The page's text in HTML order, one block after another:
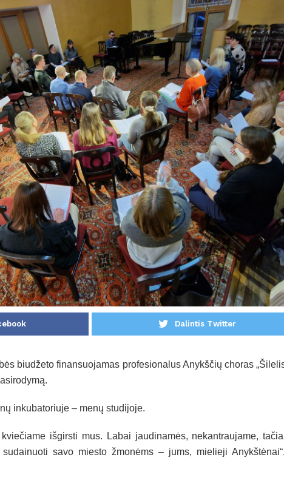
Dalintis Twitter
biudžeto finansuojamas profesionalus Anykščių choras
inkubatoriuje – menų studijoje.
išgirsti mus. Labai jaudinamės, nekantraujame,
savo miesto žmonėms – jums, mielieji